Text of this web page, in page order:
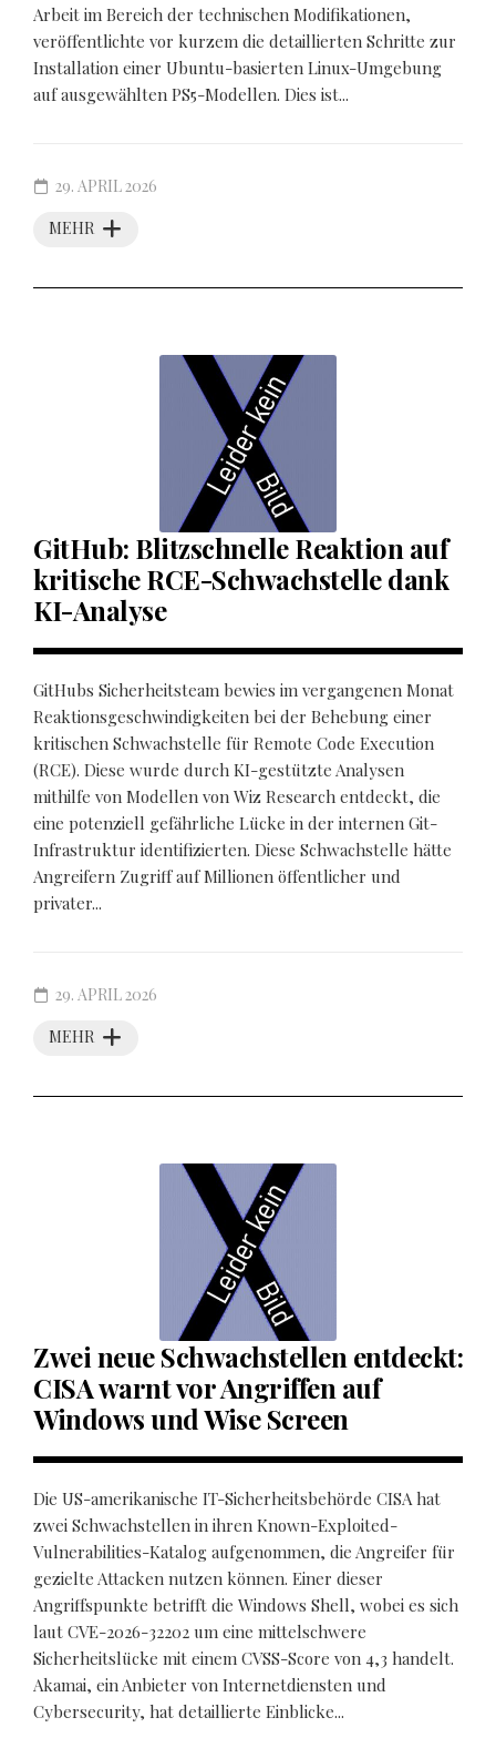
Arbeit im Bereich der technischen Modifikationen,
veröffentlichte vor kurzem die detaillierten Schritte zur
Installation einer Ubuntu-basierten Linux-Umgebung
auf ausgewählten PS5-Modellen. Dies ist...
MEHR
29. APRIL 2026
GitHub: Blitzschnelle Reaktion auf
kritische RCE-Schwachstelle dank
KI-Analyse
GitHubs Sicherheitsteam bewies im vergangenen Monat
Reaktionsgeschwindigkeiten bei der Behebung einer
kritischen Schwachstelle für Remote Code Execution
(RCE). Diese wurde durch KI-gestützte Analysen
mithilfe von Modellen von Wiz Research entdeckt, die
eine potenziell gefährliche Lücke in der internen Git-
Infrastruktur identifizierten. Diese Schwachstelle hätte
Angreifern Zugriff auf Millionen öffentlicher und
privater...
MEHR
29. APRIL 2026
Zwei neue Schwachstellen entdeckt:
CISA warnt vor Angriffen auf
Windows und Wise Screen
Die US-amerikanische IT-Sicherheitsbehörde CISA hat
zwei Schwachstellen in ihren Known-Exploited-
Vulnerabilities-Katalog aufgenommen, die Angreifer für
gezielte Attacken nutzen können. Einer dieser
Angriffspunkte betrifft die Windows Shell, wobei es sich
laut CVE-2026-32202 um eine mittelschwere
Sicherheitslücke mit einem CVSS-Score von 4,3 handelt.
Akamai, ein Anbieter von Internetdiensten und
Cybersecurity, hat detaillierte Einblicke...